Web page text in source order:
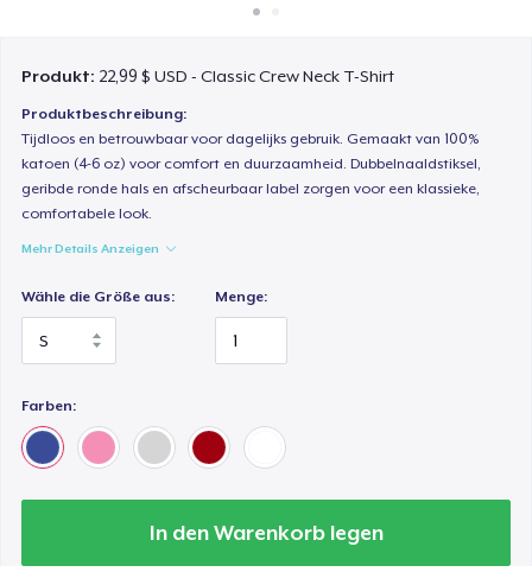
Produkt: 22,99 $ USD - Classic Crew Neck T-Shirt
Produktbeschreibung:
Tijdloos en betrouwbaar voor dagelijks gebruik. Gemaakt van 100%
katoen (4-6 oz) voor comfort en duurzaamheid. Dubbelnaaldstiksel,
geribde ronde hals en afscheurbaar label zorgen voor een klassieke,
comfortabele look.
Mehr Details Anzeigen
Wähle die Größe aus: Menge:
Farben:
In den Warenkorb legen